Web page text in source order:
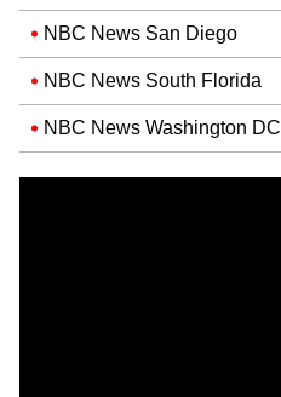
NBC News San Diego
NBC News South Florida
NBC News Washington DC